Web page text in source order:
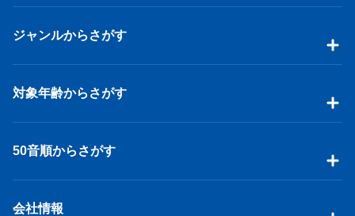
ジャンルからさがす
対象年齢からさがす
50音順からさがす
会社情報